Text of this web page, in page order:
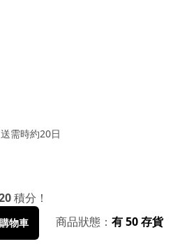
需時約20日
積分！
物車 商品狀態： 有 50 存貨